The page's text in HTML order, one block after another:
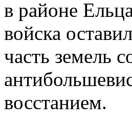
в районе
войска
часть земель
восстанием.